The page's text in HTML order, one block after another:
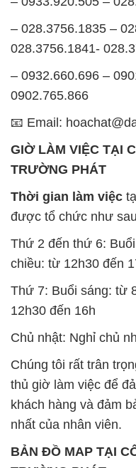
0902.765.866
📧 Email:
TRƯỜNG PHÁT
được tổ chức như
Thứ 2 đến thứ 6:
chiều: từ 12h30 đến
Thứ 7: Buổi sáng: từ
12h30 đến 16h
Chủ nhật: Nghỉ chủ
thủ giờ làm việc để
khách hàng và đảm
nhất của nhân viên.
BẢN ĐỒ MAP TẠI
TRƯỜNG PHÁT
ĐỊA CHỈ: 1229C
Đông B, Quận Bình
Minh